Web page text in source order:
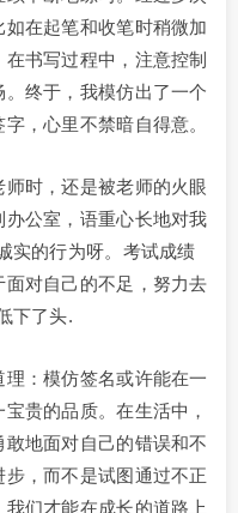
在起笔和收笔时稍微加
书写过程中，注意控制
终于，我模仿出了一个
，心里不禁暗自得意。
时，还是被老师的火眼
公室，语重心长地对我
实的行为呀。考试成绩
对自己的不足，努力去
下了头.
：模仿签名或许能在一
贵的品质。在生活中，
地面对自己的错误和不
，而不是试图通过不正
们才能在成长的道路上